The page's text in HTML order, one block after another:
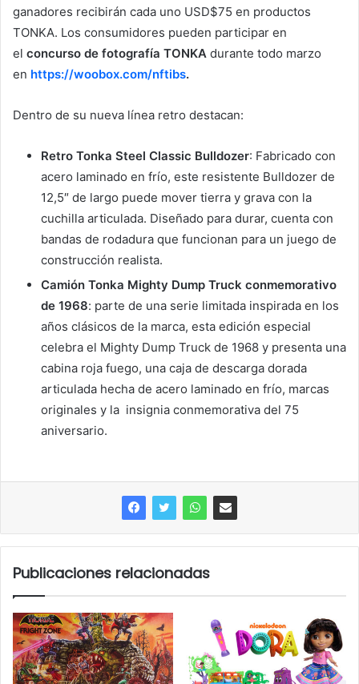
ganadores recibirán cada uno USD$75 en productos
TONKA. Los consumidores pueden participar en
el concurso de fotografía TONKA durante todo marzo
en https://woobox.com/nftibs.
Dentro de su nueva línea retro destacan:
Retro Tonka Steel Classic Bulldozer: Fabricado con
acero laminado en frío, este resistente Bulldozer de
12,5″ de largo puede mover tierra y grava con la
cuchilla articulada. Diseñado para durar, cuenta con
bandas de rodadura que funcionan para un juego de
construcción realista.
Camión Tonka Mighty Dump Truck conmemorativo
de 1968: parte de una serie limitada inspirada en los
años clásicos de la marca, esta edición especial
celebra el Mighty Dump Truck de 1968 y presenta una
cabina roja fuego, una caja de descarga dorada
articulada hecha de acero laminado en frío, marcas
originales y la insignia conmemorativa del 75
aniversario.
Publicaciones relacionadas